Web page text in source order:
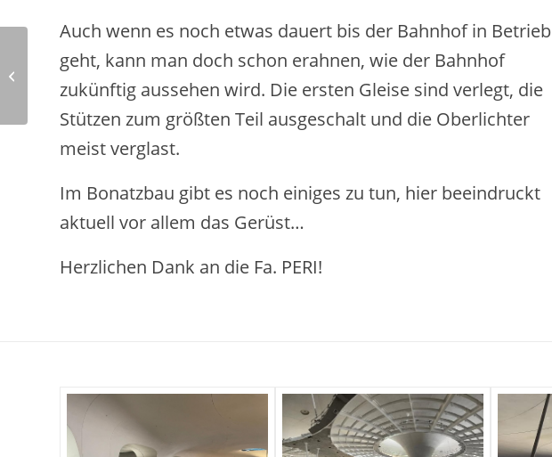
Auch wenn es noch etwas dauert bis der Bahnhof in Betrieb
geht, kann man doch schon erahnen, wie der Bahnhof
zukünftig aussehen wird. Die ersten Gleise sind verlegt, die
Stützen zum größten Teil ausgeschalt und die Oberlichter
meist verglast.
Im Bonatzbau gibt es noch einiges zu tun, hier beeindruckt
aktuell vor allem das Gerüst…
Herzlichen Dank an die Fa. PERI!
Vom Azubi zur
Führungskraft auf der
Baustelle